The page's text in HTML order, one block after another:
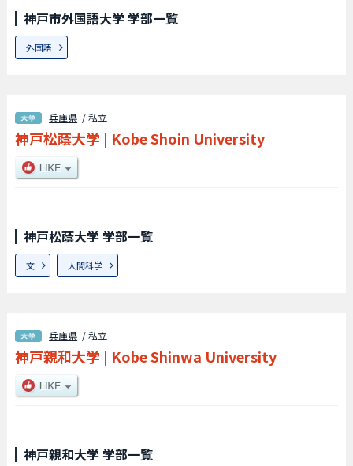
神戸市外国語大学 学部一覧
外国語
兵庫県 / 私立
神戸松蔭大学 | Kobe Shoin University
神戸松蔭大学 学部一覧
文 人間科学
兵庫県 / 私立
神戸親和大学 | Kobe Shinwa University
神戸親和大学 学部一覧